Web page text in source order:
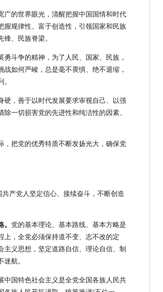
广的世界眼光，清醒把握中国国情和时代
握规律性、富于创造性，引领国家和民族
、民族脊梁。
斗争的精神，为了人民、国家、民族，
如何严峻，总是毫不畏惧、绝不退缩，
硬，善于以时代发展要求审视自己、以强
一切损害党的先进性和纯洁性的因素、
把党的优秀特质不断发扬光大，确保党
产党人坚定信心、接续奋斗，不断创造
党的基本理论、基本路线、基本方略是
，全党必须保持道不变、志不改的定
义思想，坚定道路自信、理论自信、制
航。
中国特色社会主义是全党全国各族人民共